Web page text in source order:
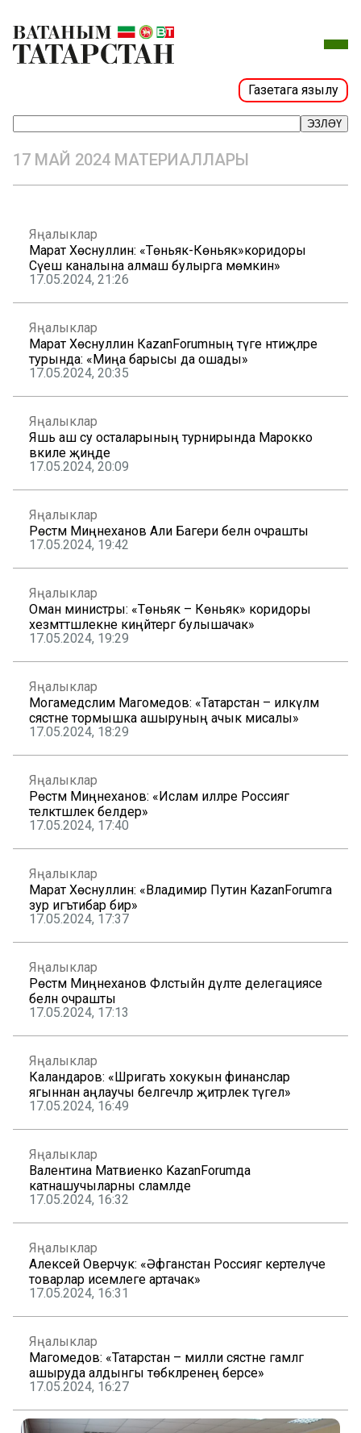
Газетага язылу
ЭЗЛӘҮ
17 МАЙ 2024 МАТЕРИАЛЛАРЫ
Яңалыклар
Марат Хөснуллин: «Төньяк-Көньяк»коридоры
Сүәеш каналына алмаш булырга мөмкин»
17.05.2024, 21:26
Яңалыклар
Марат Хөснуллин КazanForumның тәүге нәтиҗәләре
турында: «Миңа барысы да ошады»
17.05.2024, 20:35
Яңалыклар
Яшь аш су осталарының турнирында Марокко
вәкиле җиңде
17.05.2024, 20:09
Яңалыклар
Рөстәм Миңнеханов Али Багери белән очрашты
17.05.2024, 19:42
Яңалыклар
Оман министры: «Төньяк – Көньяк» коридоры
хезмәттәшлекне киңәйтергә булышачак»
17.05.2024, 19:29
Яңалыклар
Могамедсәлим Магомедов: «Татарстан – илкүләм
сәясәтне тормышка ашыруның ачык мисалы»
17.05.2024, 18:29
Яңалыклар
Рөстәм Миңнеханов: «Ислам илләре Россиягә
теләктәшлек белдерә»
17.05.2024, 17:40
Яңалыклар
Марат Хөснуллин: «Владимир Путин KazanForumга
зур игътибар бирә»
17.05.2024, 17:37
Яңалыклар
Рөстәм Миңнеханов Фәләстыйн дәүләте делегациясе
белән очрашты
17.05.2024, 17:13
Яңалыклар
Каландаров: «Шәригать хокукын финанслар
ягыннан аңлаучы белгечләр җитәрлек түгел»
17.05.2024, 16:49
Яңалыклар
Валентина Матвиенко KazanForumда
катнашучыларны сәламләде
17.05.2024, 16:32
Яңалыклар
Алексей Оверчук: «Әфганстан Россиягә кертелүче
товарлар исемлеге артачак»
17.05.2024, 16:31
Яңалыклар
Магомедов: «Татарстан – милли сәясәтне гамәлгә
ашыруда алдынгы төбәкләренең берсе»
17.05.2024, 16:27